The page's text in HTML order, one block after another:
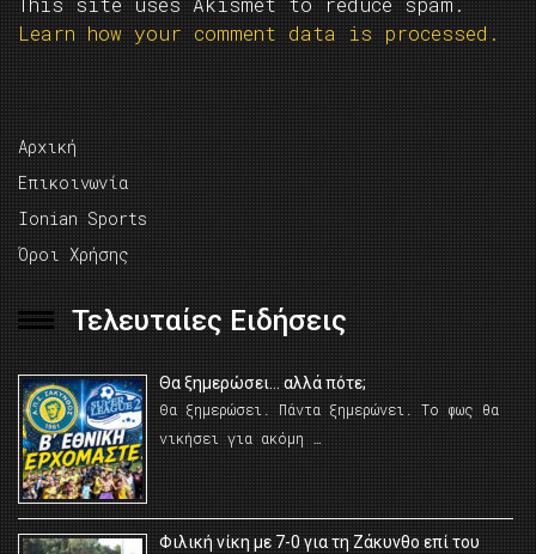
Learn how your comment data is processed.
Αρχική
Επικοινωνία
Ionian Sports
Όροι Χρήσης
Τελευταίες Ειδήσεις
Θα ξημερώσει… αλλά πότε;
Θα ξημερώσει. Πάντα ξημερώνει. Το φως θα
νικήσει για ακόμη …
Φιλική νίκη με 7-0 για τη Ζάκυνθο επί του